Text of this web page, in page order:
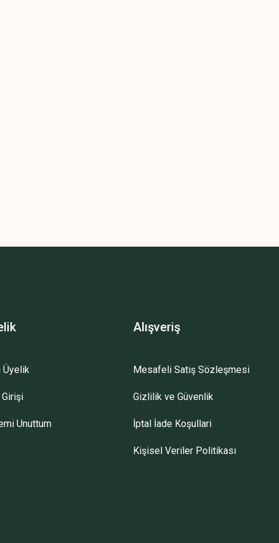
Üyelik
Unuttum
Alışveriş
Mesafeli Satış Sözleşmesi
Gizlilik ve Güvenlik
İptal İade Koşullari
Kişisel Veriler Politikası